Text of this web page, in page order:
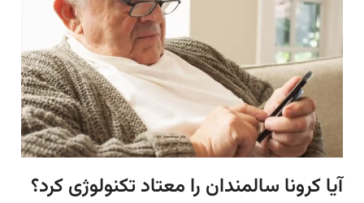
آیا کرونا سالمندان را معتاد تکنولوژی کرد؟